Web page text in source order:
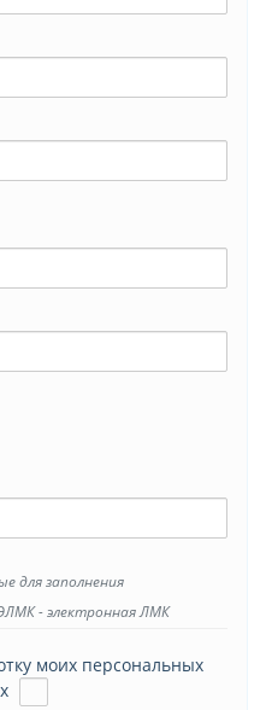
для заполнения
- электронная ЛМК
моих персональных